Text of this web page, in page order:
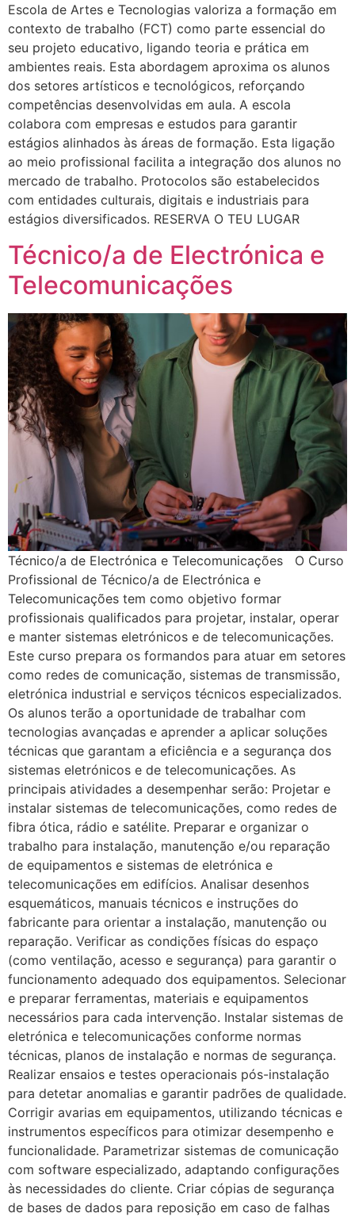
Escola de Artes e Tecnologias valoriza a formação em
contexto de trabalho (FCT) como parte essencial do
seu projeto educativo, ligando teoria e prática em
ambientes reais. Esta abordagem aproxima os alunos
dos setores artísticos e tecnológicos, reforçando
competências desenvolvidas em aula. A escola
colabora com empresas e estudos para garantir
estágios alinhados às áreas de formação. Esta ligação
ao meio profissional facilita a integração dos alunos no
mercado de trabalho. Protocolos são estabelecidos
com entidades culturais, digitais e industriais para
estágios diversificados. RESERVA O TEU LUGAR
Técnico/a de Electrónica e
Telecomunicações
Técnico/a de Electrónica e Telecomunicações O Curso
Profissional de Técnico/a de Electrónica e
Telecomunicações tem como objetivo formar
profissionais qualificados para projetar, instalar, operar
e manter sistemas eletrónicos e de telecomunicações.
Este curso prepara os formandos para atuar em setores
como redes de comunicação, sistemas de transmissão,
eletrónica industrial e serviços técnicos especializados.
Os alunos terão a oportunidade de trabalhar com
tecnologias avançadas e aprender a aplicar soluções
técnicas que garantam a eficiência e a segurança dos
sistemas eletrónicos e de telecomunicações. As
principais atividades a desempenhar serão: Projetar e
instalar sistemas de telecomunicações, como redes de
fibra ótica, rádio e satélite. Preparar e organizar o
trabalho para instalação, manutenção e/ou reparação
de equipamentos e sistemas de eletrónica e
telecomunicações em edifícios. Analisar desenhos
esquemáticos, manuais técnicos e instruções do
fabricante para orientar a instalação, manutenção ou
reparação. Verificar as condições físicas do espaço
(como ventilação, acesso e segurança) para garantir o
funcionamento adequado dos equipamentos. Selecionar
e preparar ferramentas, materiais e equipamentos
necessários para cada intervenção. Instalar sistemas de
eletrónica e telecomunicações conforme normas
técnicas, planos de instalação e normas de segurança.
Realizar ensaios e testes operacionais pós-instalação
para detetar anomalias e garantir padrões de qualidade.
Corrigir avarias em equipamentos, utilizando técnicas e
instrumentos específicos para otimizar desempenho e
funcionalidade. Parametrizar sistemas de comunicação
com software especializado, adaptando configurações
às necessidades do cliente. Criar cópias de segurança
de bases de dados para reposição em caso de falhas